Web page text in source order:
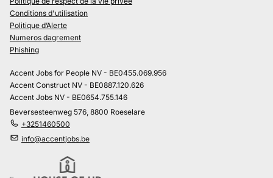
Conditions d'utilisation
Politique d’Alerte
Numeros dagrement
Phishing
Accent Jobs for People NV - BE0455.069.956
Accent Construct NV - BE0887.120.626
Accent Jobs NV - BE0654.755.146
Beversesteenweg 576, 8800 Roeselare
+3251460500
info@accentjobs.be